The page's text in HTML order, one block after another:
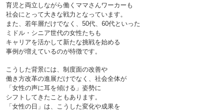
育児と両立しながら働くママさんワーカーも
社会にとって大きな戦力となっています。
また、若年層だけでなく、50代、60代といった
ミドル・シニア世代の女性たちも
キャリアを活かして新たな挑戦を始める
事例が増えているのが特徴です。
こうした背景には、制度面の改善や
働き方改革の進展だけでなく、社会全体が
「女性の声に耳を傾ける」姿勢に
シフトしてきたこともあります。
「女性の日」は、こうした変化や成果を